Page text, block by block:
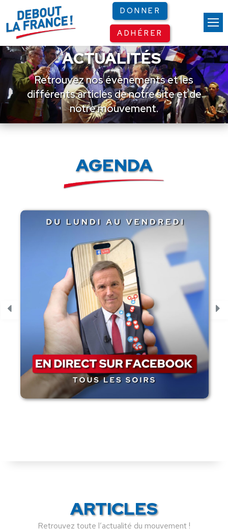
DONNER
ADHÉRER
ACTUALITÉS
Retrouvez nos événements et les
différents articles de notre site et de
notre mouvement.
AGENDA
ARTICLES
Retrouvez toute l’actualité du mouvement !
Panneau de gestion des cookies